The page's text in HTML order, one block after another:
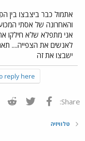
אתמול כבר ביצבצו בין
והאחרונה של אסתי
אני מתפלא שלא חילקו
לאנשים את הצפייה....
ישבצו את זה
reply here.
Share: פייסבוק Twitter
טלוויזיה